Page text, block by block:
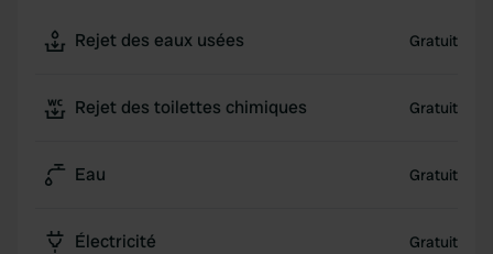
Rejet des eaux usées Gratuit
Rejet des toilettes chimiques Gratuit
Eau Gratuit
Électricité Gratuit